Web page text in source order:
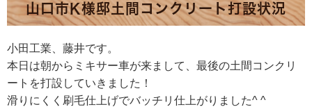
山口市K様邸土間コンクリート打設状況
小田工業、藤井です。
本日は朝からミキサー車が来まして、最後の土間コンクリ
ートを打設していきました！
滑りにくく刷毛仕上げでバッチリ仕上がりました^ ^